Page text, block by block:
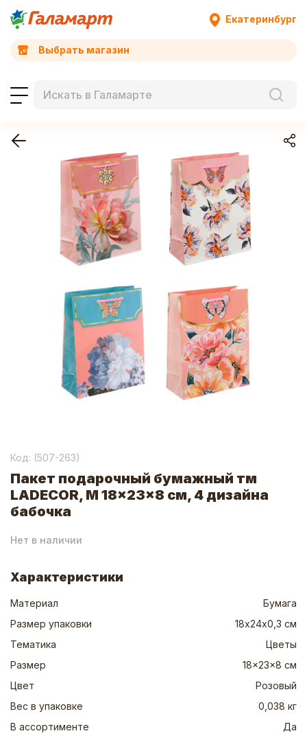
Екатеринбург
Выбрать магазин
Код: (507-263)
Пакет подарочный бумажный тм
LADECOR, M 18x23x8 см, 4 дизайна
бабочка
Нет в наличии
Характеристики
Материал
Бумага
Размер упаковки
18х24х0,3 см
Тематика
Цветы
Размер
18x23x8 см
Цвет
Розовый
Вес в упаковке
0,038 кг
В ассортименте
Да